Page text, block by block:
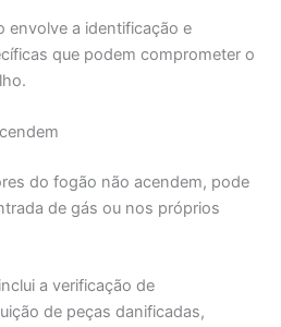
envolve a identificação e
que podem comprometer o
do fogão não acendem, pode
de gás ou nos próprios
a verificação de
de peças danificadas,